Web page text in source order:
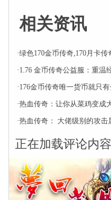
相关资讯
·绿色170金币传奇,170月卡传
·1.76 金币传奇公益服：重温
·176金币传奇唯一货币就只
·热血传奇：让你从菜鸡变成
·热血传奇： 大佬级别的攻击
正在加载评论内